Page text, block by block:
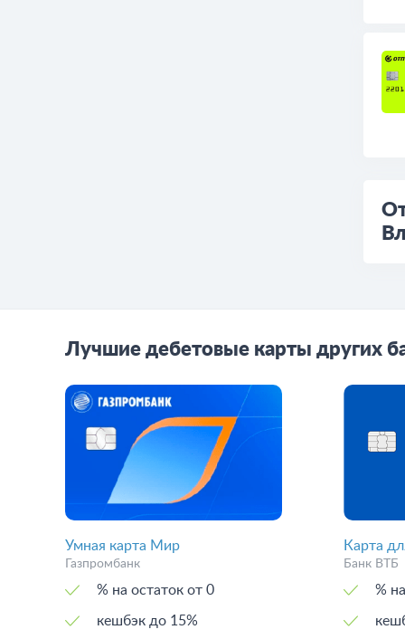
Лучшие дебетовые карты других
Умная карта Мир
Газпромбанк
% на остаток от 0
кешбэк до 15%
Карта
Банк ВТБ
%